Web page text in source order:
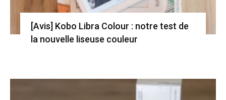
[Avis] Kobo Libra Colour : notre test de
la nouvelle liseuse couleur